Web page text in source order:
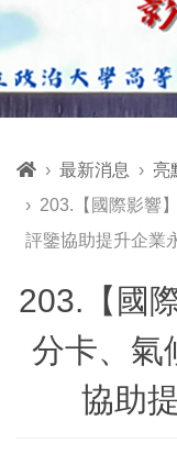
最新消息
亮
203.【國際影響
評鑒協助提升企業
203.【國
分卡、氣
協助